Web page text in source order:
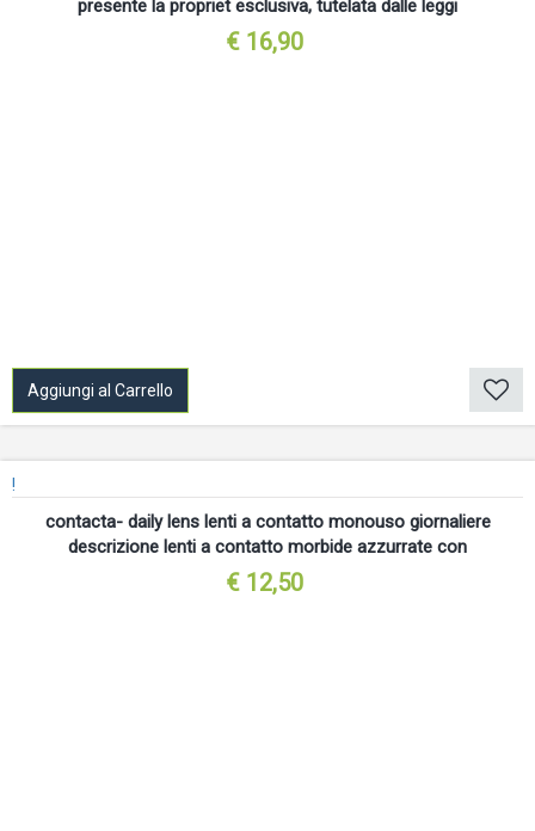
presente la propriet esclusiva, tutelata dalle leggi
€ 16,90
Aggiungi al Carrello
!
contacta- daily lens lenti a contatto monouso giornaliere
descrizione lenti a contatto morbide azzurrate con
€ 12,50